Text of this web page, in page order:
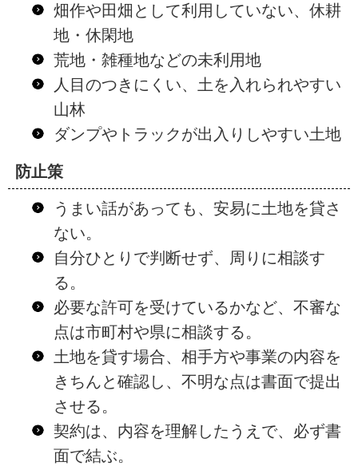
畑作や田畑として利用していない、休耕
地・休閑地
荒地・雑種地などの未利用地
人目のつきにくい、土を入れられやすい
山林
ダンプやトラックが出入りしやすい土地
防止策
うまい話があっても、安易に土地を貸さ
ない。
自分ひとりで判断せず、周りに相談す
る。
必要な許可を受けているかなど、不審な
点は市町村や県に相談する。
土地を貸す場合、相手方や事業の内容を
きちんと確認し、不明な点は書面で提出
させる。
契約は、内容を理解したうえで、必ず書
面で結ぶ。